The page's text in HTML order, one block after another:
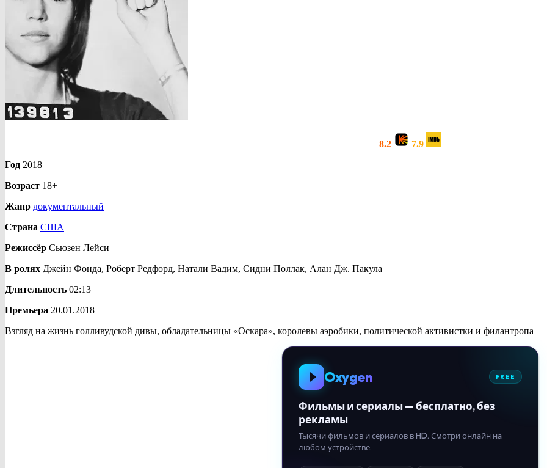
8.2
7.9
Год 2018
Возраст 18+
Жанр документальный
Страна США
Режиссёр Сьюзен Лейси
В ролях Джейн Фонда, Роберт Редфорд, Натали Вадим, Сидни Поллак, Алан Дж. Пакула
Длительность 02:13
Премьера 20.01.2018
Взгляд на жизнь голливудской дивы, обладательницы «Оскара», королевы аэробики, политической активистки и
Oxygen FREE
Фильмы и сериалы — бесплатно, без
рекламы
Тысячи фильмов и сериалов в HD. Смотри онлайн на
любом устройстве.